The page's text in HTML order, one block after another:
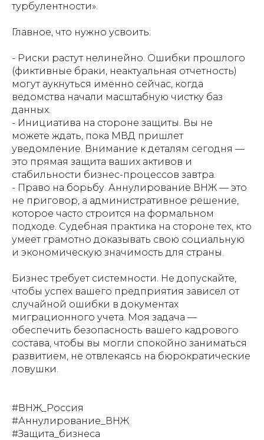
турбулентности».
Главное, что нужно усвоить:
- Риски растут нелинейно. Ошибки прошлого
(фиктивные браки, неактуальная отчетность)
могут аукнуться именно сейчас, когда
ведомства начали масштабную чистку баз
данных.
- Инициатива на стороне защиты. Вы не
можете ждать, пока МВД пришлет
уведомление. Внимание к деталям сегодня —
это прямая защита ваших активов и
стабильности бизнес-процессов завтра.
- Право на борьбу. Аннулирование ВНЖ — это
не приговор, а административное решение,
которое часто строится на формальном
подходе. Судебная практика на стороне тех, кто
умеет грамотно доказывать свою социальную
и экономическую значимость для страны.
Бизнес требует системности. Не допускайте,
чтобы успех вашего предприятия зависел от
случайной ошибки в документах
миграционного учета. Моя задача —
обеспечить безопасность вашего кадрового
состава, чтобы вы могли спокойно заниматься
развитием, не отвлекаясь на бюрократические
ловушки.
#ВНЖ_Россия
#Аннулирование_ВНЖ
#Защита_бизнеса